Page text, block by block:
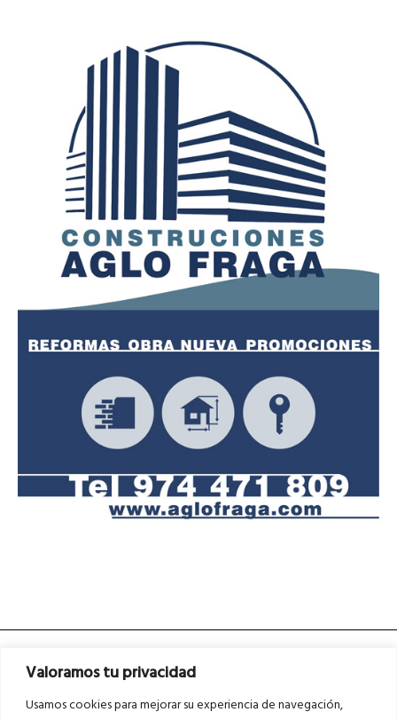
Valoramos tu privacidad
Usamos cookies para mejorar su experiencia de navegación,